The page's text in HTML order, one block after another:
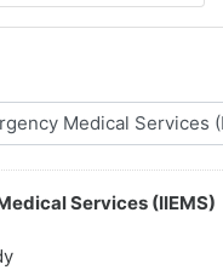
Services (IIEMS)